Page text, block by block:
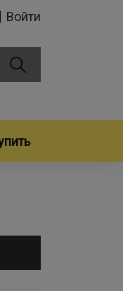
Войти